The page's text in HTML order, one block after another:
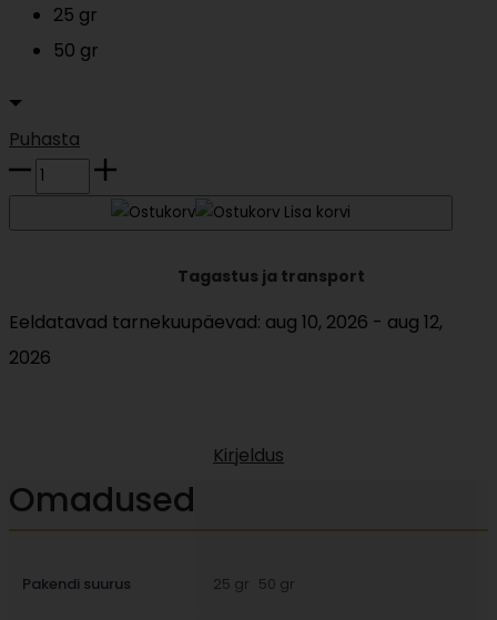
25 gr
50 gr
Puhasta
Taiping
Lisa korvi
Tagastus ja transport
Eeldatavad tarnekuupäevad: aug 10, 2026 - aug 12,
2026
Kirjeldus
Omadused
Pakendi suurus 25 gr 50 gr